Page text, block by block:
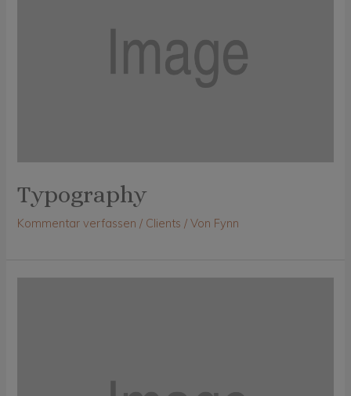
Typography
Kommentar verfassen / Clients / Von Fynn